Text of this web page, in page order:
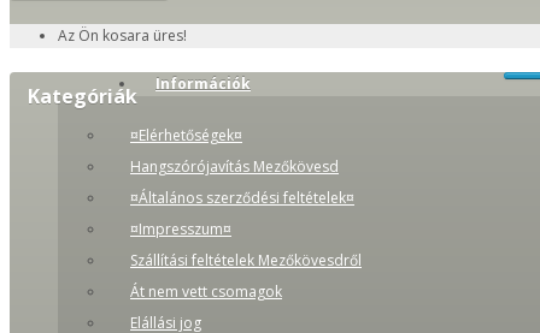
Az Ön kosara üres!
Kategóriák Információk
¤Elérhetőségek¤
Hangszórójavítás Mezőkövesd
¤Általános szerződési feltételek¤
¤Impresszum¤
Szállítási feltételek Mezőkövesdről
Át nem vett csomagok
Elállási jog